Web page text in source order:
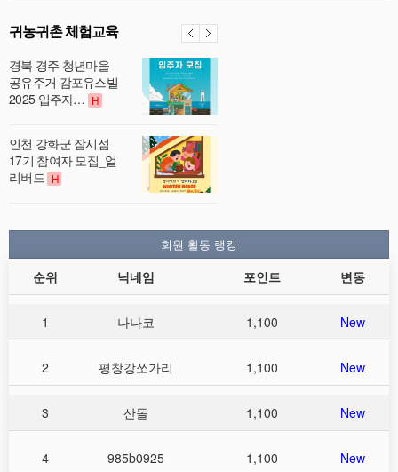
귀농귀촌 체험교육
경북 경주 청년마을
공유주거 감포유스빌
2025 입주자… H
인천 강화군 잠시섬
17기 참여자 모집_얼
리버드 H
회원 활동 랭킹
순위 닉네임 포인트 변동
1 나나코 1,100 New
2 평창강쏘가리 1,100 New
3 산돌 1,100 New
4 985b0925 1,100 New